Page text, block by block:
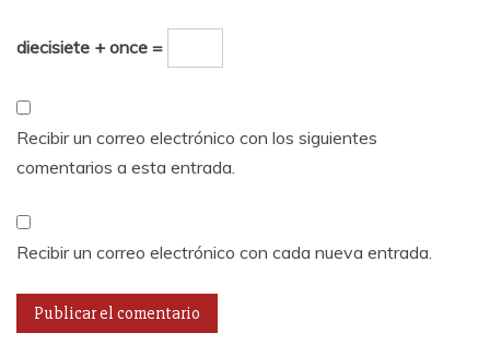
diecisiete + once =
Recibir un correo electrónico con los siguientes
comentarios a esta entrada.
Recibir un correo electrónico con cada nueva entrada.